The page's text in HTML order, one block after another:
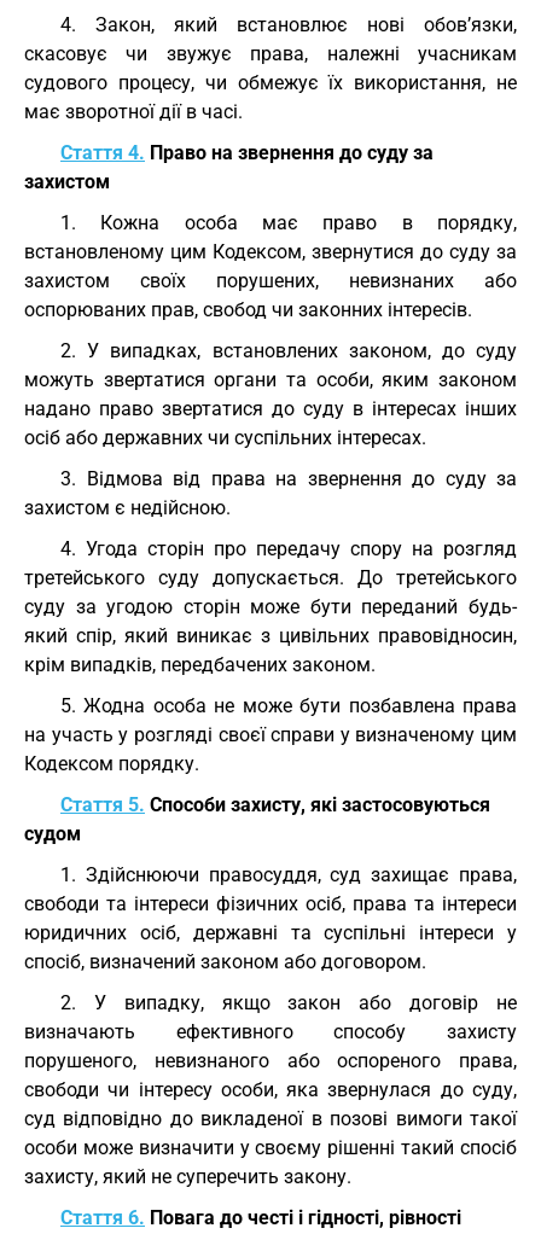
4. Закон, який встановлює нові обов’язки,
скасовує чи звужує права, належні учасникам
судового процесу, чи обмежує їх використання, не
має зворотної дії в часі.
Стаття 4. Право на звернення до суду за
захистом
1. Кожна особа має право в порядку,
встановленому цим Кодексом, звернутися до суду за
захистом своїх порушених, невизнаних або
оспорюваних прав, свобод чи законних інтересів.
2. У випадках, встановлених законом, до суду
можуть звертатися органи та особи, яким законом
надано право звертатися до суду в інтересах інших
осіб або державних чи суспільних інтересах.
3. Відмова від права на звернення до суду за
захистом є недійсною.
4. Угода сторін про передачу спору на розгляд
третейського суду допускається. До третейського
суду за угодою сторін може бути переданий будь-
який спір, який виникає з цивільних правовідносин,
крім випадків, передбачених законом.
5. Жодна особа не може бути позбавлена права
на участь у розгляді своєї справи у визначеному цим
Кодексом порядку.
Стаття 5. Способи захисту, які застосовуються
судом
1. Здійснюючи правосуддя, суд захищає права,
свободи та інтереси фізичних осіб, права та інтереси
юридичних осіб, державні та суспільні інтереси у
спосіб, визначений законом або договором.
2. У випадку, якщо закон або договір не
визначають ефективного способу захисту
порушеного, невизнаного або оспореного права,
свободи чи інтересу особи, яка звернулася до суду,
суд відповідно до викладеної в позові вимоги такої
особи може визначити у своєму рішенні такий спосіб
захисту, який не суперечить закону.
Стаття 6. Повага до честі і гідності, рівності